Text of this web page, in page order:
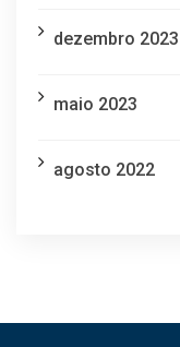
dezembro 2023
maio 2023
agosto 2022